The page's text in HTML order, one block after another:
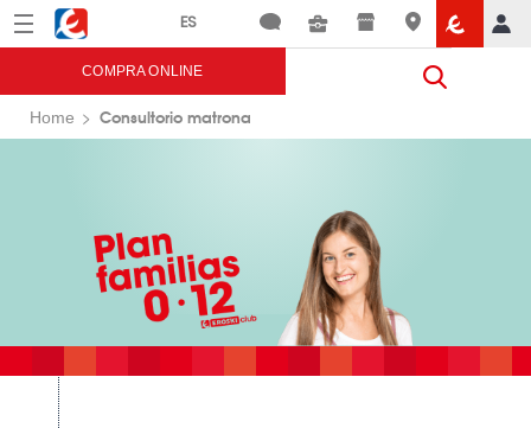
Menú Eroski
COMPRA ONLINE
Home Consultorio matrona